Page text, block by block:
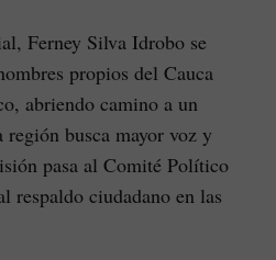
Ferney Silva Idrobo se
propios del Cauca
abriendo camino a un
busca mayor voz y
pasa al Comité Político
respaldo ciudadano en las